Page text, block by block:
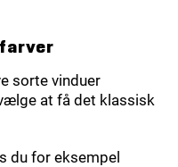
sorte vinduer
at få det klassisk
du for eksempel